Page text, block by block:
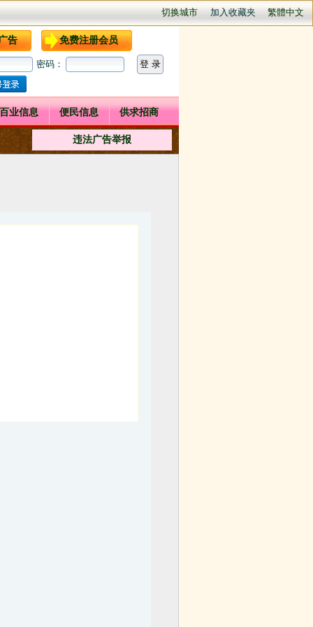
切换城市 加入收藏夹 繁體中文
告 免费注册会员
密码：
百业信息 便民信息 供求招商
违法广告举报